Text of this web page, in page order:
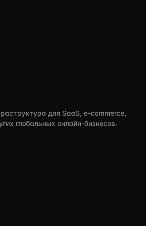
для SaaS, e-commerce,
глобальных онлайн-бизнесов.